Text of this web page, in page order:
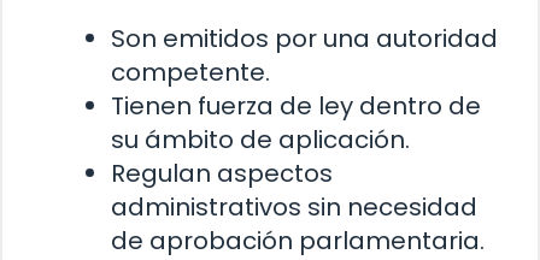
Son emitidos por una autoridad
competente.
Tienen fuerza de ley dentro de
su ámbito de aplicación.
Regulan aspectos
administrativos sin necesidad
de aprobación parlamentaria.